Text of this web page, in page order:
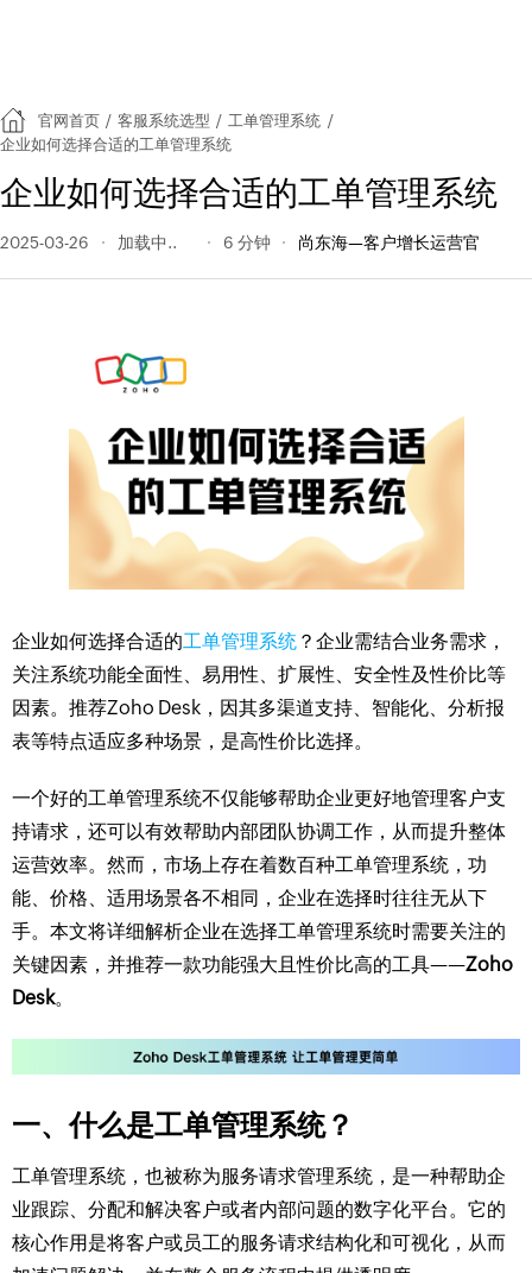
官网首页 / 客服系统选型 / 工单管理系统 /
企业如何选择合适的工单管理系统
企业如何选择合适的工单管理系统
2025-03-26 114 阅读量 6 分钟 尚东海—客户增长运营官
企业如何选择合适的工单管理系统 ？企业需结合业务需求，
关注系统功能全面性、易用性、扩展性、安全性及性价比等
因素。推荐Zoho Desk，因其多渠道支持、智能化、分析报
表等特点适应多种场景，是高性价比选择。
一个好的工单管理系统不仅能够帮助企业更好地管理客户支
持请求，还可以有效帮助内部团队协调工作，从而提升整体
运营效率。然而，市场上存在着数百种工单管理系统，功
能、价格、适用场景各不相同，企业在选择时往往无从下
手。本文将详细解析企业在选择工单管理系统时需要关注的
关键因素，并推荐一款功能强大且性价比高的工具——Zoho
Desk。
一、什么是工单管理系统？
工单管理系统，也被称为服务请求管理系统，是一种帮助企
业跟踪、分配和解决客户或者内部问题的数字化平台。它的
核心作用是将客户或员工的服务请求结构化和可视化，从而